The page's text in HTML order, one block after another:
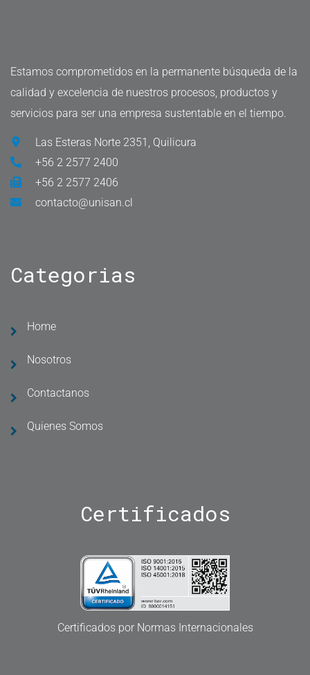
Estamos comprometidos en la permanente búsqueda de la
calidad y excelencia de nuestros procesos, productos y
servicios para ser una empresa sustentable en el tiempo.
Las Esteras Norte 2351, Quilicura
+56 2 2577 2400
+56 2 2577 2406
contacto@unisan.cl
Categorias
Home
Nosotros
Contactanos
Quienes Somos
Certificados
Certificados por Normas Internacionales